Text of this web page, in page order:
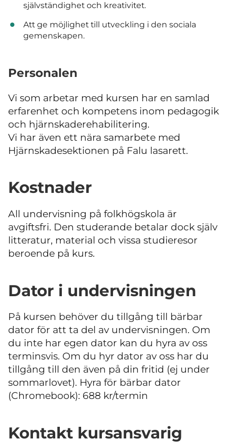
självständighet och kreativitet.
Att ge möjlighet till utveckling i den sociala
gemenskapen.
Personalen
Vi som arbetar med kursen har en samlad
erfarenhet och kompetens inom pedagogik
och hjärnskaderehabilitering.
Vi har även ett nära samarbete med
Hjärnskadesektionen på Falu lasarett.
Kostnader
All undervisning på folkhögskola är
avgiftsfri. Den studerande betalar dock själv
litteratur, material och vissa studieresor
beroende på kurs.
Dator i undervisningen
På kursen behöver du tillgång till bärbar
dator för att ta del av undervisningen. Om
du inte har egen dator kan du hyra av oss
terminsvis. Om du hyr dator av oss har du
tillgång till den även på din fritid (ej under
sommarlovet). Hyra för bärbar dator
(Chromebook): 688 kr/termin
Kontakt kursansvarig